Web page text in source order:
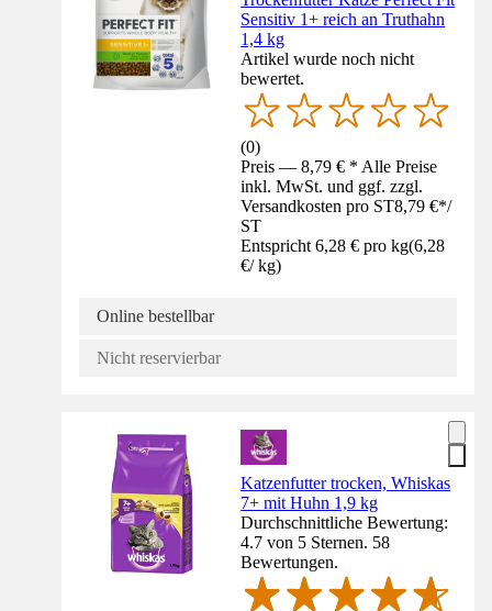
Sensitiv 1+ reich an Truthahn
1,4 kg
Artikel wurde noch nicht
bewertet.
(0)
Preis — 8,79 € * Alle Preise
inkl. MwSt. und ggf. zzgl.
Versandkosten pro ST8,79 €*/
ST
Entspricht 6,28 € pro kg(6,28
€/ kg)
Online bestellbar
Nicht reservierbar
Katzenfutter trocken, Whiskas
7+ mit Huhn 1,9 kg
Durchschnittliche Bewertung:
4.7 von 5 Sternen. 58
Bewertungen.